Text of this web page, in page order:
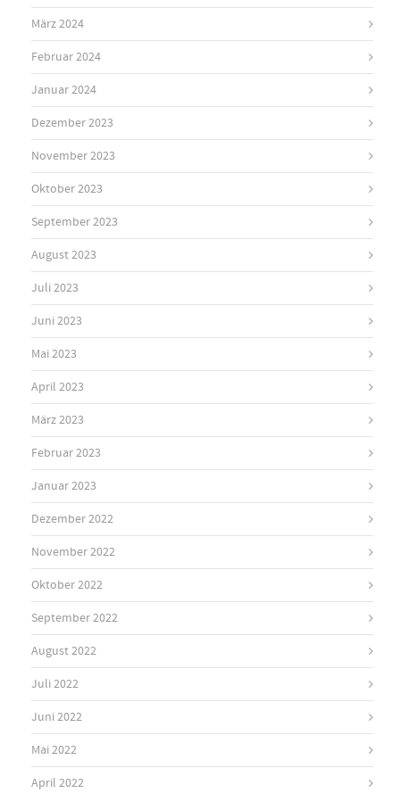
März 2024
Februar 2024
Januar 2024
Dezember 2023
November 2023
Oktober 2023
September 2023
August 2023
Juli 2023
Juni 2023
Mai 2023
April 2023
März 2023
Februar 2023
Januar 2023
Dezember 2022
November 2022
Oktober 2022
September 2022
August 2022
Juli 2022
Juni 2022
Mai 2022
April 2022